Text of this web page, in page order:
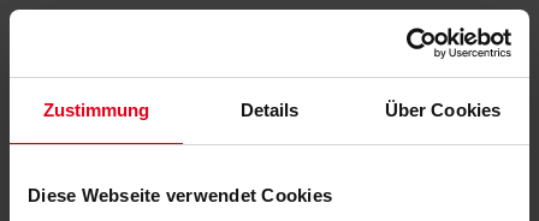
Zustimmung Details Über Cookies
Diese Webseite verwendet Cookies